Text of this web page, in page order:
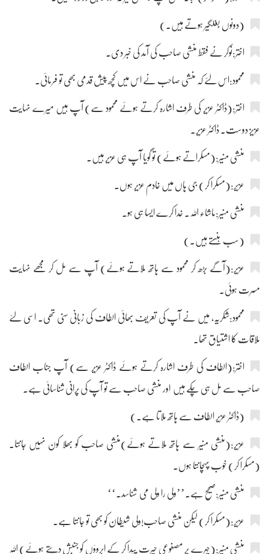
(دونوں بغلگیر ہوتے ہیں۔)
اختر:نوکر نے فقط منشی صاحب کی آمد کی خبر دی۔
محمود:اس لئے کہ منشی صاحب نے اس میں کچھ پیش قدمی بھی تو فرمائی۔
اختر:(ڈاکٹر عزیر کی طرف اشارہ کرتے ہوئے محمود سے) آپ ہیں میرے نہایت
عزیز دوست۔ ڈاکٹر عزیر۔
منشی منیر:(مسکراتے ہوئے) تو گویا آپ ہی عزیر ہیں۔
عزیر:(مسکرا کر) جی ہاں میں خادم عزیر ہوں۔
منشی منیر:ماشاء اللہ۔ خدا کرے ایسا ہی ہو۔
(سب ہنستے ہیں۔)
عزیر:(آگے بڑھ کر محمود سے ہاتھ ملاتے ہوئے) آپ سے مل کر مجھے نہایت
مسرت ہوئی۔
محمود:شکریہ، میں نے آپ کی تعریف بھائی الطاف کی زبانی سنی تھی۔ اسی لئے
ملاقات کا اشتیاق تھا۔
اختر:(الطاف کی طرف اشارہ کرتے ہوئے ڈاکٹر عزیر سے) آپ جناب الطاف
صاحب سے مل ہی چکے ہیں اور منشی صاحب سے تو آپ کی پرانی شناسائی ہے۔
(ڈاکٹر عزیر الطاف سے ہاتھ ملاتا ہے۔)
عزیر:(منشی منیر سے ہاتھ ملاتے ہوئے)منشی صاحب کو بھلا کون نہیں جانتا۔
(مسکرا کر) خوب پہچانتا ہوں۔
منشی منیر:صحیح ہے۔’’ولی را ولی می شناسد۔‘‘
عزیر:(مسکرا کر) لیکن منشی صاحب!ولی شیطان کو بھی تو جانتا ہے۔
منشی منیر:(چہرے پر مصنوعی حیرت پیدا کر کے ابروؤں کو جنبش دیتے ہوئے) اللہ